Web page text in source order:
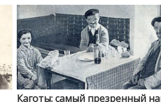
Каготы: самый презренный